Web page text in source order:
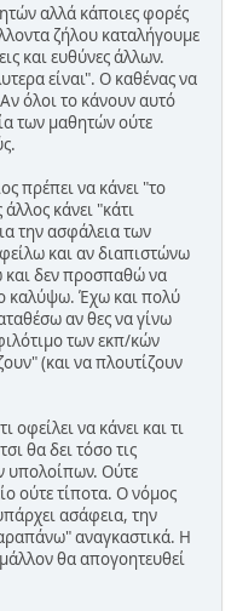
αλλά κάποιες φορές
ζήλου καταλήγουμε
και ευθύνες άλλων.
είναι". Ο καθένας να
όλοι το κάνουν αυτό
των μαθητών ούτε
πρέπει να κάνει "το
κάνει "κάτι
την ασφάλεια των
και αν διαπιστώνω
και δεν προσπαθώ να
καλύψω. Έχω και πολύ
αν θες να γίνω
των εκπ/κών
(και να πλουτίζουν
οφείλει να κάνει και τι
θα δει τόσο τις
υπολοίπων. Ούτε
ούτε τίποτα. Ο νόμος
ασάφεια, την
αναγκαστικά. Η
θα απογοητευθεί